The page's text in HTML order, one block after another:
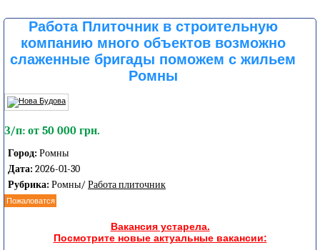
Работа Плиточник в строительную
компанию много объектов возможно
слаженные бригады поможем с жильем
Ромны
З/п: от 50 000 грн.
Город: Ромны
Дата: 2026-01-30
Рубрика: Ромны/ Работа плиточник
Пожаловатся
Вакансия устарела.
Посмотрите новые актуальные вакансии: